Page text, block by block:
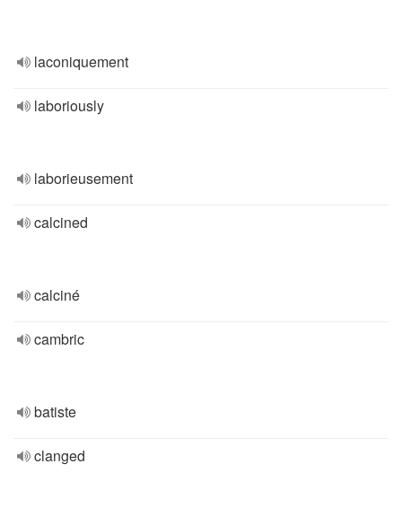
laconiquement
laboriously
laborieusement
calcined
calciné
cambric
batiste
clanged